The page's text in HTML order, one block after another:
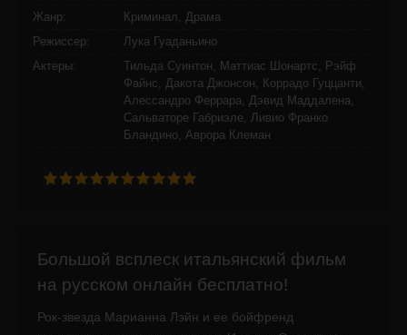
Жанр:
Криминал, Драма
Режиссер:
Лука Гуаданьино
Актеры:
Тильда Суинтон, Маттиас Шонартс, Рэйф
Файнс, Дакота Джонсон, Коррадо Гуццанти,
Алессандро Феррара, Дэвид Маддалена,
Сальваторе Габриэле, Ливио Франко
Бландино, Аврора Клеман
Большой всплеск итальянский фильм
на русском онлайн бесплатно!
Рок-звезда Марианна Лэйн и ее бойфренд